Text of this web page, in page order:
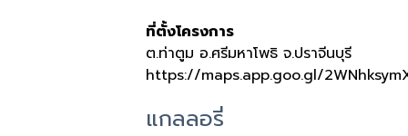
ที่ตั้งโครงการ
ต.ท่าตูม อ.ศรีมหาโพธิ จ.ปราจีนบุรี
https://maps.app.goo.gl/
แกลลอรี่